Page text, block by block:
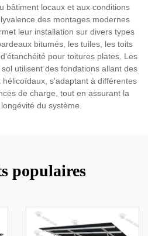
bâtiment locaux et aux conditions
des montages modernes
leur installation sur divers types
bitumés, les tuiles, les toits
pour toitures plates. Les
utilisent des fondations allant des
s'adaptant à différentes
de charge, tout en assurant la
du système.
populaires